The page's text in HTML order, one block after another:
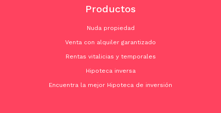
Productos
Nuda propiedad
Venta con alquiler garantizado
Rentas vitalicias y temporales
Hipoteca inversa
Encuentra la mejor Hipoteca de inversión